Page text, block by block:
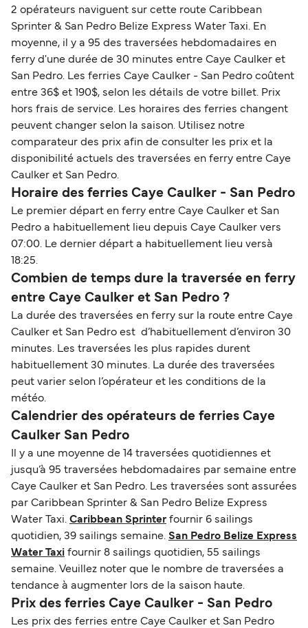
2 opérateurs naviguent sur cette route Caribbean
Sprinter & San Pedro Belize Express Water Taxi. En
moyenne, il y a 95 des traversées hebdomadaires en
ferry d'une durée de 30 minutes entre Caye Caulker et
San Pedro. Les ferries Caye Caulker - San Pedro coûtent
entre 36$ et 190$, selon les détails de votre billet. Prix
hors frais de service. Les horaires des ferries changent
peuvent changer selon la saison. Utilisez notre
comparateur des prix afin de consulter les prix et la
disponibilité actuels des traversées en ferry entre Caye
Caulker et San Pedro.
Horaire des ferries Caye Caulker - San Pedro
Le premier départ en ferry entre Caye Caulker et San
Pedro a habituellement lieu depuis Caye Caulker vers
07:00. Le dernier départ a habituellement lieu versà
18:25.
Combien de temps dure la traversée en ferry
entre Caye Caulker et San Pedro ?
La durée des traversées en ferry sur la route entre Caye
Caulker et San Pedro est d’habituellement d’environ 30
minutes. Les traversées les plus rapides durent
habituellement 30 minutes. La durée des traversées
peut varier selon l’opérateur et les conditions de la
météo.
Calendrier des opérateurs de ferries Caye
Caulker San Pedro
Il y a une moyenne de 14 traversées quotidiennes et
jusqu’à 95 traversées hebdomadaires par semaine entre
Caye Caulker et San Pedro. Les traversées sont assurées
par Caribbean Sprinter & San Pedro Belize Express
Water Taxi. Caribbean Sprinter fournir 6 sailings
quotidien, 39 sailings semaine. San Pedro Belize Express
Water Taxi fournir 8 sailings quotidien, 55 sailings
semaine. Veuillez noter que le nombre de traversées a
tendance à augmenter lors de la saison haute.
Prix des ferries Caye Caulker - San Pedro
Les prix des ferries entre Caye Caulker et San Pedro